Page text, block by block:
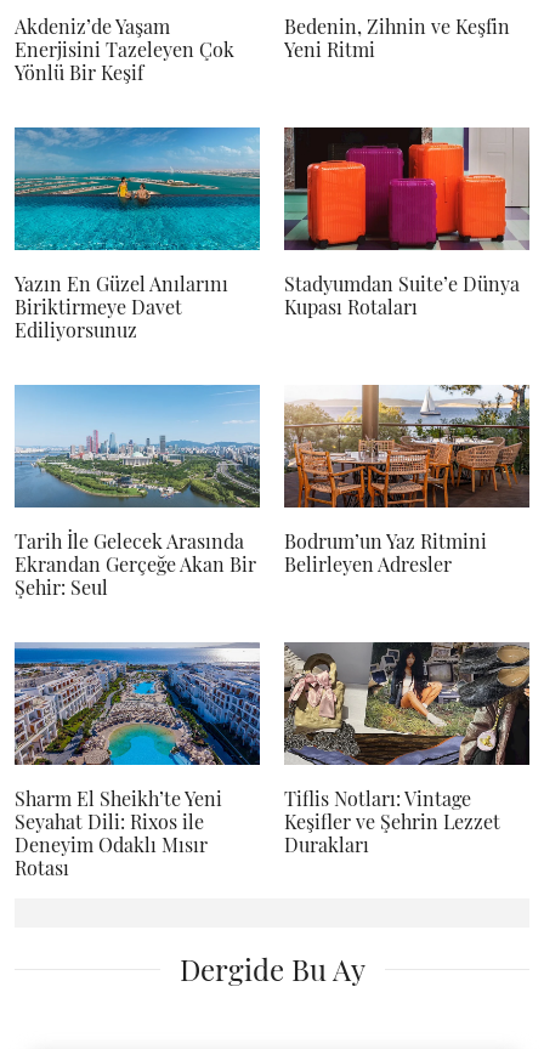
Akdeniz’de Yaşam
Enerjisini Tazeleyen Çok
Yönlü Bir Keşif
Bedenin, Zihnin ve Keşfin
Yeni Ritmi
Yazın En Güzel Anılarını
Biriktirmeye Davet
Ediliyorsunuz
Stadyumdan Suite’e Dünya
Kupası Rotaları
Tarih İle Gelecek Arasında
Ekrandan Gerçeğe Akan Bir
Şehir: Seul
Bodrum’un Yaz Ritmini
Belirleyen Adresler
Sharm El Sheikh’te Yeni
Seyahat Dili: Rixos ile
Deneyim Odaklı Mısır
Rotası
Tiflis Notları: Vintage
Keşifler ve Şehrin Lezzet
Durakları
Dergide Bu Ay